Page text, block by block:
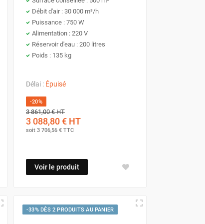
baisser la température de la pièce
ou semi-ouvertscomme les terrasses
sélection du modèle approprié dépend
gamme de prix et de performances
bureaux ou les petites pièces
Débit d'air : 30 000 m³/h
Puissance : 750 W
Alimentation : 220 V
Réservoir d'eau : 200 litres
Poids : 135 kg
Délai : Épuisé
-20%
3 861,00 €HT
3 088,80 €HT
soit 3 706,56 €TTC
Voir le produit
-33% DÈS 2 PRODUITS AU PANIER